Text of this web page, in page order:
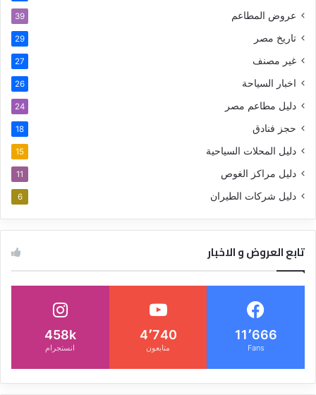
عروض المطاعم 39
تاريخ مصر 29
غير مصنف 27
اخبار السياحة 26
دليل مطاعم مصر 24
حجز فنادق 18
دليل المحلات السياحية 15
دليل مراكز الغوص 11
دليل شركات الطيران 6
تابع العروض و الاخبار
11٬666
Fans
4٬740
متابعون
458k
انستجرام